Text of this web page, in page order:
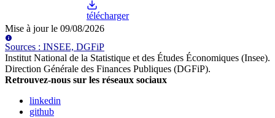
télécharger
Mise à jour le 09/08/2026
Sources : INSEE, DGFiP
Institut National de la Statistique et des Études Économiques (Insee).
Direction Générale des Finances Publiques (DGFiP).
Retrouvez-nous sur les réseaux sociaux
linkedin
github